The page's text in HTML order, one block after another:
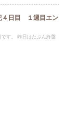
４日目 １週目エン
す。 昨日はたぶん終盤